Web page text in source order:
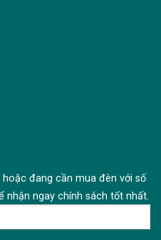
đang cần mua đèn với số
nhận ngay chính sách tốt nhất.